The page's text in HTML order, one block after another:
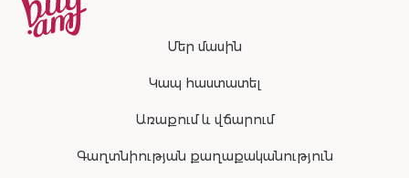
Մեր մասին
Կապ հաստատել
Առաքում և վճարում
Գաղտնիության քաղաքականություն